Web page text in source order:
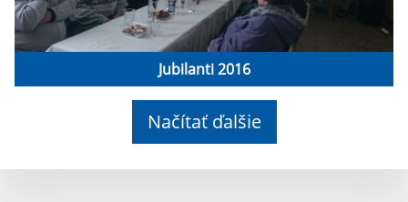
Jubilanti 2016
Načítať ďalšie